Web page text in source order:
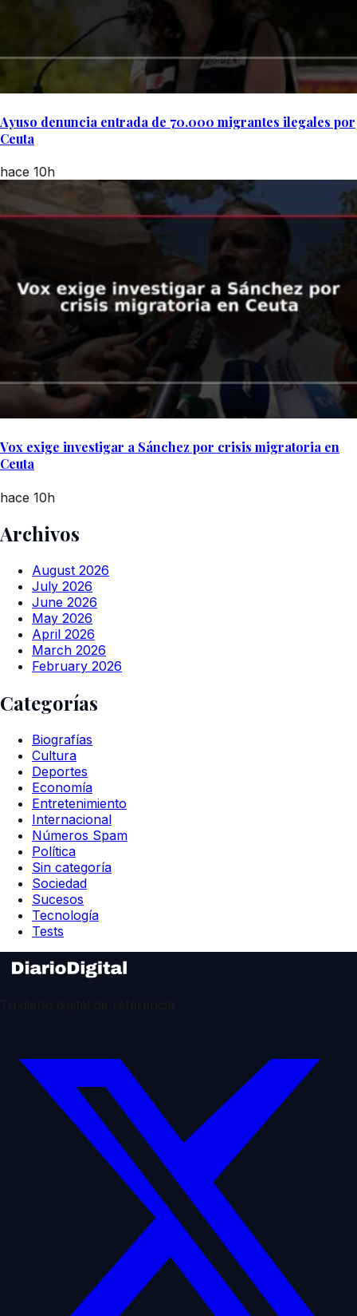
Ayuso denuncia entrada de 70.000 migrantes ilegales por
Ceuta
hace 10h
Vox exige investigar a Sánchez por crisis migratoria en
Ceuta
hace 10h
Archivos
August 2026
July 2026
June 2026
May 2026
April 2026
March 2026
February 2026
Categorías
Biografías
Cultura
Deportes
Economía
Entretenimiento
Internacional
Números Spam
Política
Sin categoría
Sociedad
Sucesos
Tecnología
Tests